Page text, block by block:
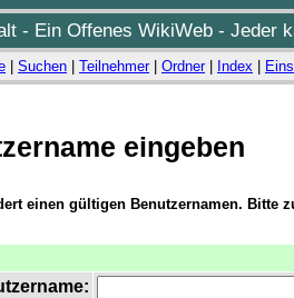
- Ein Offenes WikiWeb - Jeder
Suchen Teilnehmer| Ordner| Index
eingeben
einen gültigen Benutzernamen. Bitte